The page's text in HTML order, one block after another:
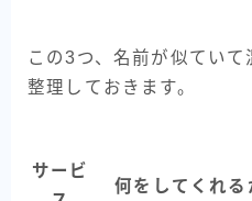
この3つ、名前が似ていて
整理しておきます。
サービ
何をしてくれる